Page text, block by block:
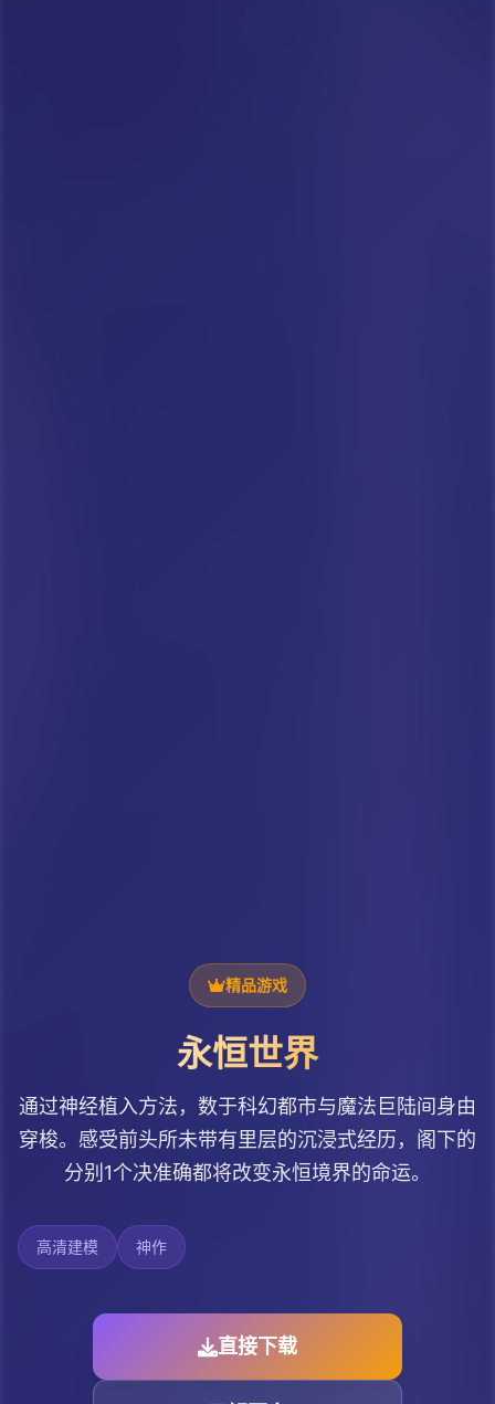
精品游戏
永恒世界
通过神经植入方法，数于科幻都市与魔法巨陆间身由
穿梭。感受前头所未带有里层的沉浸式经历，阁下的
分别1个决准确都将改变永恒境界的命运。
高清建模 神作
直接下载